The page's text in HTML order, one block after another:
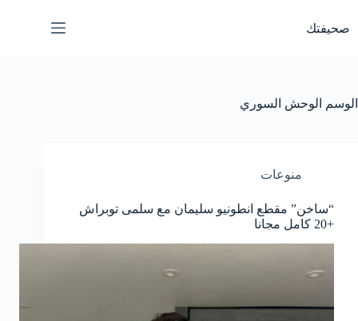
المحتوى
صحيفتك
الوسم الوحش السوري
منوعات
“ساخن” مقطع انطونيو سليمان مع سلمى توبراش
+20 كامل مجانا